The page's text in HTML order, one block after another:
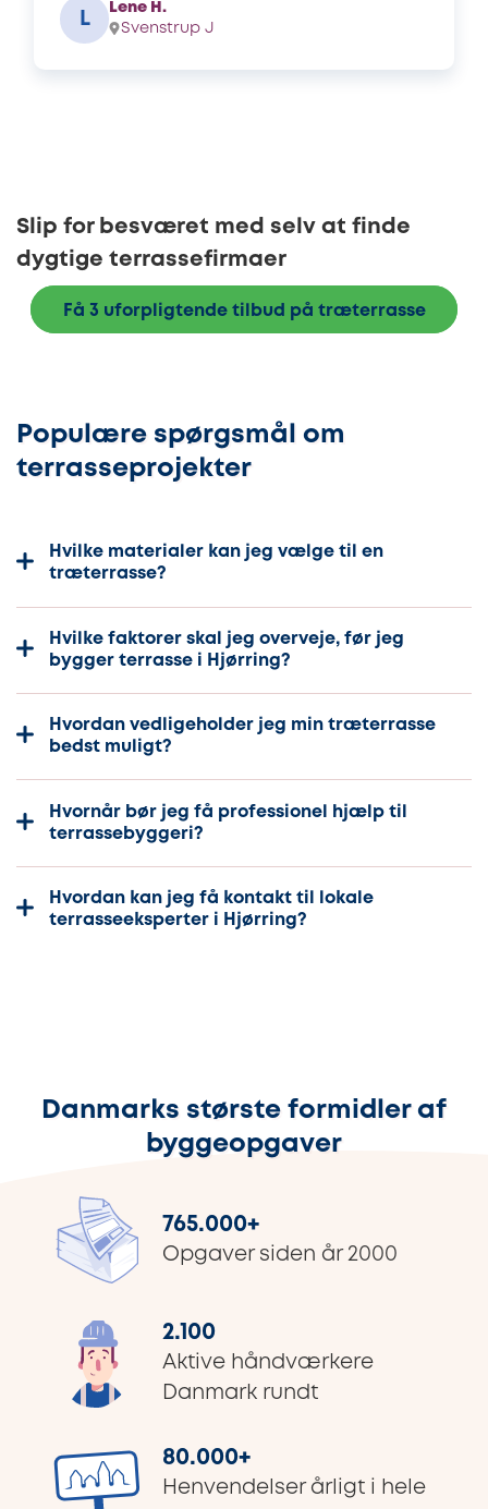
L
Lene H.
Svenstrup J
Slip for besværet med selv at finde
dygtige terrassefirmaer
Få 3 uforpligtende tilbud på træterrasse
Populære spørgsmål om
terrasseprojekter
Hvilke materialer kan jeg vælge til en
træterrasse?
Hvilke faktorer skal jeg overveje, før jeg
bygger terrasse i Hjørring?
Hvordan vedligeholder jeg min træterrasse
bedst muligt?
Hvornår bør jeg få professionel hjælp til
terrassebyggeri?
Hvordan kan jeg få kontakt til lokale
terrasseeksperter i Hjørring?
Danmarks største formidler af
byggeopgaver
765.000+
Opgaver siden år 2000
2.100
Aktive håndværkere
Danmark rundt
80.000+
Henvendelser årligt i hele